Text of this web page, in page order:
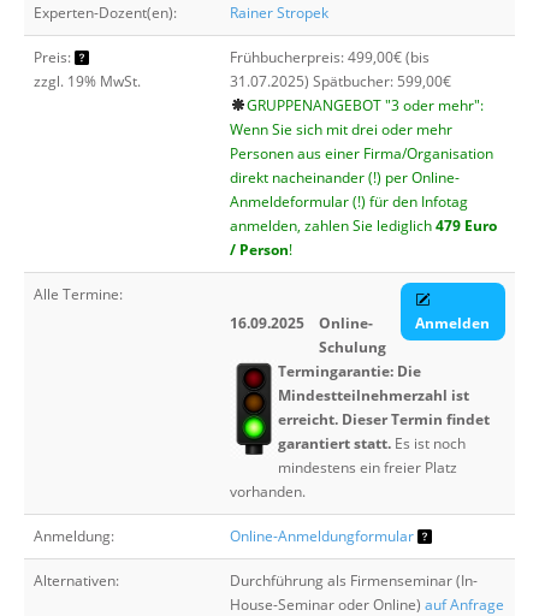
Experten-Dozent(en): Rainer Stropek
Preis:
zzgl. 19% MwSt.
Frühbucherpreis: 499,00€ (bis
31.07.2025) Spätbucher: 599,00€
GRUPPENANGEBOT "3 oder mehr":
Wenn Sie sich mit drei oder mehr
Personen aus einer Firma/Organisation
direkt nacheinander (!) per Online-
Anmeldeformular (!) für den Infotag
anmelden, zahlen Sie lediglich479 Euro
/ Person!
Alle Termine:
16.09.2025
Online-
Schulung
Anmelden
Termingarantie: Die
Mindestteilnehmerzahl ist
erreicht. Dieser Termin findet
garantiert statt. Es ist noch
mindestens ein freier Platz
vorhanden.
Anmeldung: Online-Anmeldungformular
Alternativen:
Durchführung als Firmenseminar (In-
House-Seminar oder Online) auf Anfrage